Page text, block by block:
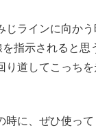
じラインに向か
指示されると思
り道してこっち
時に、ぜひ使って